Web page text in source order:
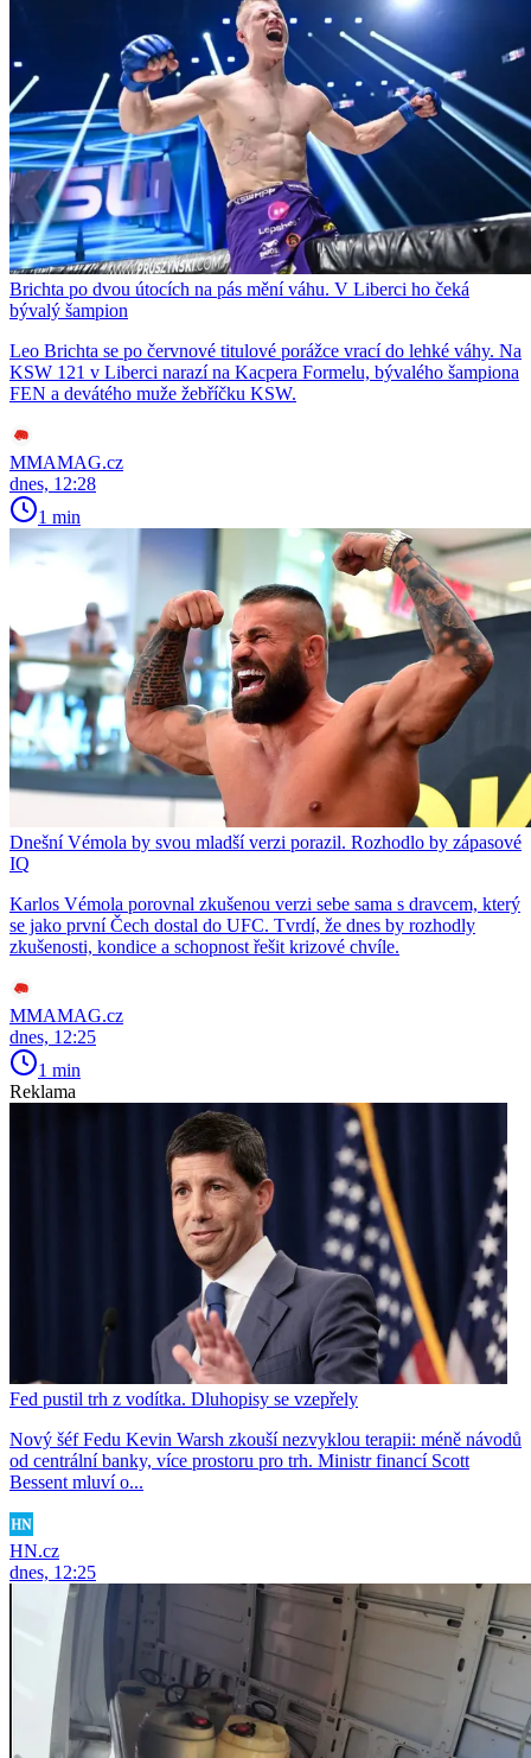
Brichta po dvou útocích na pás mění váhu. V Liberci ho čeká
bývalý šampion
Leo Brichta se po červnové titulové porážce vrací do lehké váhy. Na
KSW 121 v Liberci narazí na Kacpera Formelu, bývalého šampiona
FEN a devátého muže žebříčku KSW.
MMAMAG.cz
dnes, 12:28
1 min
Dnešní Vémola by svou mladší verzi porazil. Rozhodlo by zápasové
IQ
Karlos Vémola porovnal zkušenou verzi sebe sama s dravcem, který
se jako první Čech dostal do UFC. Tvrdí, že dnes by rozhodly
zkušenosti, kondice a schopnost řešit krizové chvíle.
MMAMAG.cz
dnes, 12:25
1 min
Reklama
Fed pustil trh z vodítka. Dluhopisy se vzepřely
Nový šéf Fedu Kevin Warsh zkouší nezvyklou terapii: méně návodů
od centrální banky, více prostoru pro trh. Ministr financí Scott
Bessent mluví o...
HN.cz
dnes, 12:25